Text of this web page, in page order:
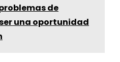
de
una oportunidad